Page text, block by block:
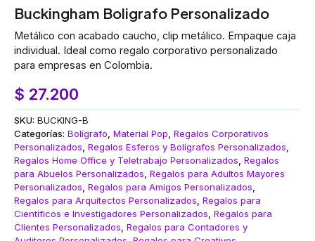
Buckingham Boligrafo Personalizado
Metálico con acabado caucho, clip metálico. Empaque caja
individual. Ideal como regalo corporativo personalizado
para empresas en Colombia.
$ 27.200
SKU: BUCKING-B
Categorías: Bolígrafo, Material Pop, Regalos Corporativos
Personalizados, Regalos Esferos y Bolígrafos Personalizados,
Regalos Home Office y Teletrabajo Personalizados, Regalos
para Abuelos Personalizados, Regalos para Adultos Mayores
Personalizados, Regalos para Amigos Personalizados,
Regalos para Arquitectos Personalizados, Regalos para
Científicos e Investigadores Personalizados, Regalos para
Clientes Personalizados, Regalos para Contadores y